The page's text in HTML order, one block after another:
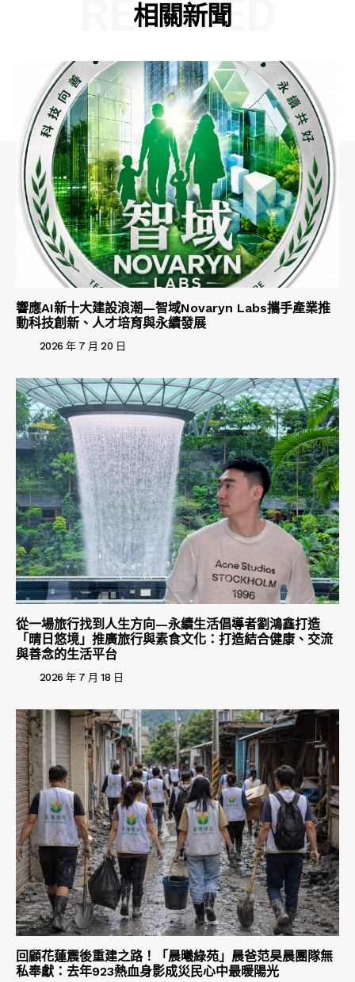
相關新聞
RELATED
響應AI新十大建設浪潮—智域Novaryn Labs攜手產業推
動科技創新、人才培育與永續發展
2026 年 7 月 20 日
從一場旅行找到人生方向—永續生活倡導者劉鴻鑫打造
「晴日悠境」推廣旅行與素食文化：打造結合健康、交流
與善念的生活平台
2026 年 7 月 18 日
回顧花蓮震後重建之路！「晨曦綠苑」晨爸范昊晨團隊無
私奉獻：去年923熱血身影成災民心中最暖陽光